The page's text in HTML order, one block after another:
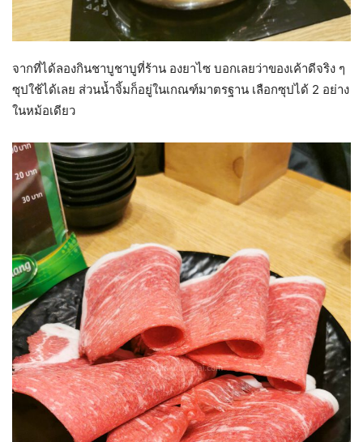
จากที่ได้ลองกินชาบูชาบูที่ร้าน องยาไซ บอกเลยว่าของเค้าดีจริง ๆ
ซุปใช้ได้เลย ส่วนน้ำจิ้มก็อยู่ในเกณฑ์มาตรฐาน เลือกซุปได้ 2 อย่าง
ในหม้อเดียว